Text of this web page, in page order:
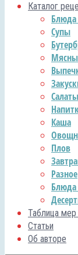
Каталог
Блюда
Супы
Салаты
Каша
Плов
Разное
Таблица мер
Статьи
Об авторе